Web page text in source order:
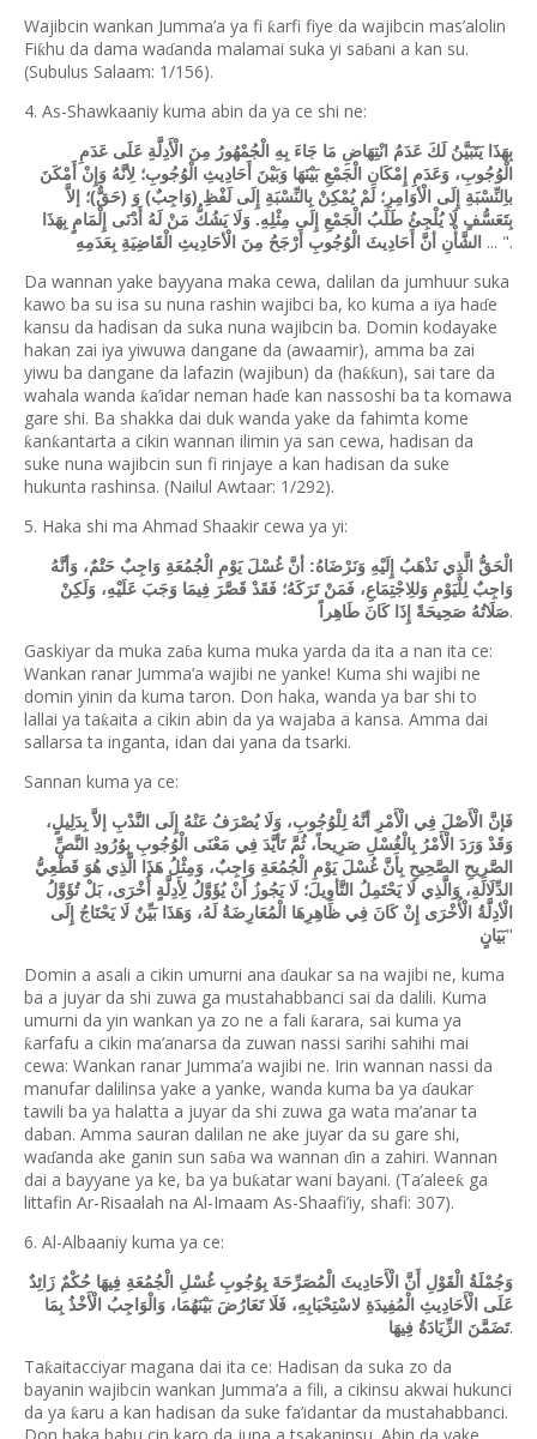
Wajibcin wankan Jumma’a ya fi ƙarfi fiye da wajibcin mas’alolin
Fiƙhu da dama waɗanda malamai suka yi saɓani a kan su.
(Subulus Salaam: 1/156).
4. As-Shawkaaniy kuma abin da ya ce shi ne:
بِهَذَا يَتَبَيَّنُ لَكَ عَدَمُ انْتِهَاضِ مَا جَاءَ بِهِ الْجُمْهُورُ مِنَ الْأَدِلَّةِ عَلَى عَدَمِ
الْوُجُوبِ، وَعَدَمِ إِمْكَانِ الْجَمْعِ بَيْنَهَا وَبَيْنَ أَحَادِيثِ الْوُجُوبِ؛ لِأنَّهُ وَإِنْ أَمْكَنَ
باِلنِّسْبَةِ إِلَى الْأوَامِرِ؛ لَمْ يُمْكِنْ بِالنِّسْبَةِ إِلَى لَفْظِ (وَاجِبٌ) وَ (حَقٌّ)؛ إلاَّ
بِتَعَسُّفٍ لَا يُلْجِئُ طَلَبُ الْجَمْعِ إِلَى مِثْلِهِ. وَلَا يَشُكُّ مَنْ لَهُ أَدْنَى إِلْمَامٍ بِهَذَا
الشَّأْنِ أنَّ أَحَادِيثَ الْوُجُوبِ أَرْجَحُ مِنَ الْأحَادِيثِ الْقَاضِيَةِ بِعَدَمِهِ ... ".
Da wannan yake bayyana maka cewa, dalilan da jumhuur suka
kawo ba su isa su nuna rashin wajibci ba, ko kuma a iya haɗe
kansu da hadisan da suka nuna wajibcin ba. Domin kodayake
hakan zai iya yiwuwa dangane da (awaamir), amma ba zai
yiwu ba dangane da lafazin (wajibun) da (haƙƙun), sai tare da
wahala wanda ƙa’idar neman haɗe kan nassoshi ba ta komawa
gare shi. Ba shakka dai duk wanda yake da fahimta kome
ƙanƙantarta a cikin wannan ilimin ya san cewa, hadisan da
suke nuna wajibcin sun fi rinjaye a kan hadisan da suke
hukunta rashinsa. (Nailul Awtaar: 1/292).
5. Haka shi ma Ahmad Shaakir cewa ya yi:
الْحَقُّ الَّذِي نَذْهَبُ إِلَيْهِ وَنَرْضَاهُ: أنَّ غُسْلَ يَوْمِ الْجُمُعَةِ وَاجِبٌ حَتْمٌ، وَأنَّهُ
وَاجِبٌ لِلْيَوْمِ وَللِاجْتِمَاعِ، فَمَنْ تَرَكَهُ؛ فَقَدْ قَصَّرَ فِيمَا وَجَبَ عَلَيْهِ، وَلَكِنْ
صَلَاتُهُ صَحِيحَةً إِذَا كَانَ طَاهِراً.
Gaskiyar da muka zaɓa kuma muka yarda da ita a nan ita ce:
Wankan ranar Jumma’a wajibi ne yanke! Kuma shi wajibi ne
domin yinin da kuma taron. Don haka, wanda ya bar shi to
lallai ya taƙaita a cikin abin da ya wajaba a kansa. Amma dai
sallarsa ta inganta, idan dai yana da tsarki.
Sannan kuma ya ce:
فَإنَّ الْأَصْلَ فِي الْأَمْرِ أنَّهُ لِلْوُجُوبِ، وَلَا يُصْرَفُ عَنْهُ إِلَى النَّدْبِ إلاَّ بِدَلِيلٍ،
وَقَدْ وَرَدَ الْأَمْرُ بِالْغُسْلِ صَرِيحاً، ثُمَّ تَأيَّدَ فِي مَعْنَى الْوُجُوبِ بِوُرُودِ النَّصِّ
الصَّرِيحِ الصَّحِيحِ بِأَنَّ غُسْلَ يَوْمِ الْجُمُعَةِ وَاجِبٌ، وَمِثْلُ هَذَا الَّذِي هُوَ قَطْعِيُّ
الدِّلَالَةِ، وَالَّذِي لَا يَحْتَمِلُ التَّأوِيلَ؛ لَا يَجُوزُ أَنْ يُؤَوَّلُ لِأَدِلَّةٍ أُخْرَى، بَلْ تُؤَوَّلُ
الْأدِلَّةُ الْأُخْرَى إِنْ كَانَ فِي ظَاهِرِهَا الْمُعَارِضَةُ لَهُ، وَهَذَا بَيِّنٌ لَا يَحْتَاجُ إِلَى
بَيَانٍ"
Domin a asali a cikin umurni ana ɗaukar sa na wajibi ne, kuma
ba a juyar da shi zuwa ga mustahabbanci sai da dalili. Kuma
umurni da yin wankan ya zo ne a fali ƙarara, sai kuma ya
ƙarfafu a cikin ma’anarsa da zuwan nassi sarihi sahihi mai
cewa: Wankan ranar Jumma’a wajibi ne. Irin wannan nassi da
manufar dalilinsa yake a yanke, wanda kuma ba ya ɗaukar
tawili ba ya halatta a juyar da shi zuwa ga wata ma’anar ta
daban. Amma sauran dalilan ne ake juyar da su gare shi,
waɗanda ake ganin sun saɓa wa wannan ɗin a zahiri. Wannan
dai a bayyane ya ke, ba ya buƙatar wani bayani. (Ta’aleeƙ ga
littafin Ar-Risaalah na Al-Imaam As-Shaafi’iy, shafi: 307).
6. Al-Albaaniy kuma ya ce:
وَجُمْلَةُ الْقَوْلِ أَنَّ الْأَحَادِيثَ الْمُصَرِّحَةَ بِوُجُوبِ غُسْلِ الْجُمُعَةِ فِيهَا حُكْمٌ زَائِدٌ
عَلَى الْأَحَادِيثِ الْمُفِيدَةِ لاسْتِحْبَابِهِ، فَلَا تَعَارُضَ بَيْنَهُمَا، وَالْوَاجِبُ الْأَخْذُ بِمَا
تَضَمَّنَ الزِّيَادَةُ فِيهَا.
Taƙaitacciyar magana dai ita ce: Hadisan da suka zo da
bayanin wajibcin wankan Jumma’a a fili, a cikinsu akwai hukunci
da ya ƙaru a kan hadisan da suke fa’idantar da mustahabbanci.